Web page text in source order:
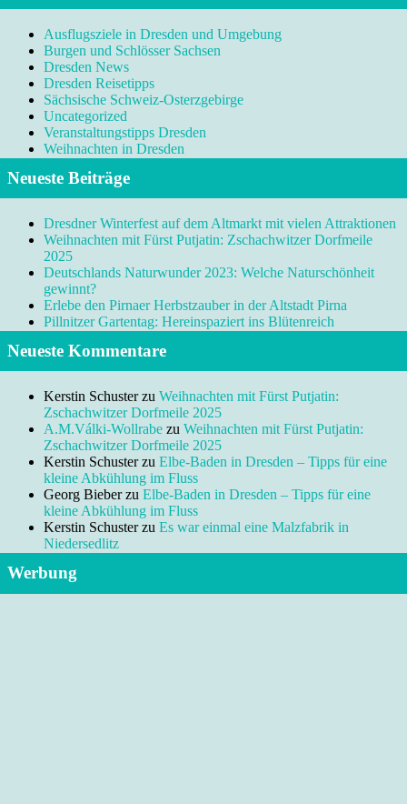
Ausflugsziele in Dresden und Umgebung
Burgen und Schlösser Sachsen
Dresden News
Dresden Reisetipps
Sächsische Schweiz-Osterzgebirge
Uncategorized
Veranstaltungstipps Dresden
Weihnachten in Dresden
Neueste Beiträge
Dresdner Winterfest auf dem Altmarkt mit vielen Attraktionen
Weihnachten mit Fürst Putjatin: Zschachwitzer Dorfmeile
2025
Deutschlands Naturwunder 2023: Welche Naturschönheit
gewinnt?
Erlebe den Pirnaer Herbstzauber in der Altstadt Pirna
Pillnitzer Gartentag: Hereinspaziert ins Blütenreich
Neueste Kommentare
Kerstin Schusterzu Weihnachten mit Fürst Putjatin:
Zschachwitzer Dorfmeile 2025
A.M.Válki-Wollrabe zu Weihnachten mit Fürst Putjatin:
Zschachwitzer Dorfmeile 2025
Kerstin Schusterzu Elbe-Baden in Dresden – Tipps für eine
kleine Abkühlung im Fluss
Georg Bieberzu Elbe-Baden in Dresden – Tipps für eine
kleine Abkühlung im Fluss
Kerstin Schusterzu Es war einmal eine Malzfabrik in
Niedersedlitz
Werbung